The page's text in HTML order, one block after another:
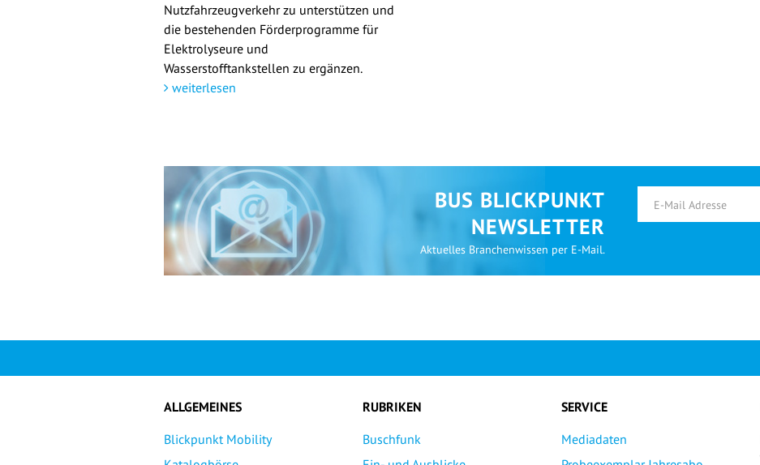
Nutzfahrzeugverkehr zu unterstützen und
die bestehenden Förderprogramme für
Elektrolyseure und
Wasserstofftankstellen zu ergänzen.
weiterlesen
BUS BLICKPUNKT
NEWSLETTER
Aktuelles Branchenwissen per E-Mail.
ALLGEMEINES
Blickpunkt Mobility
RUBRIKEN
Buschfunk
SERVICE
Mediadaten